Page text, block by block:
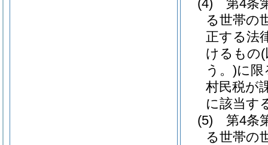
(4)
第4条
る世帯の
正する法
けるもの
う。)に限
村民税が
に該当す
(5)
第4条
る世帯の